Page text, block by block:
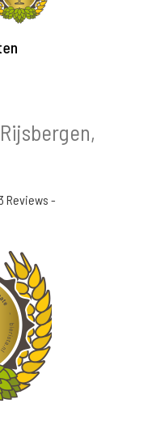
Rijsbergen,
Reviews -